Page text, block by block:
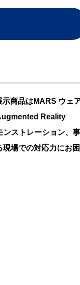
示商品はMARS ウェ
Reality
ンストレーション、事
場での対応力にお